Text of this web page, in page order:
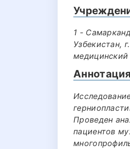
1 -
Узбекистан,
медицинский
Аннотация
Проведен
пациентов